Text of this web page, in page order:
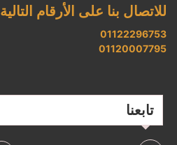
للاتصال بنا على الأرقام التالية
01122296753
01120007795
تابعنا